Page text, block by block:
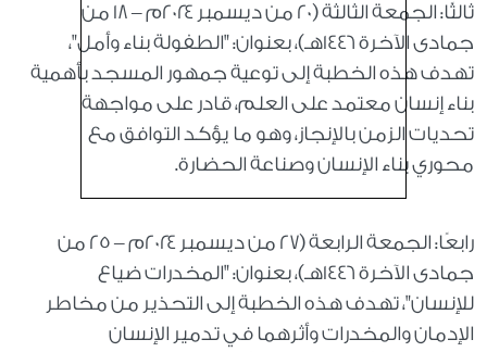
ثالثًا: الجمعة الثالثة (٢٠ من ديسمبر ٢٠٢٤م – ١٨ من
جمادى الآخرة ١٤٤٦هـ)، بعنوان: "الطفولة بناء وأمل"،
تهدف هذه الخطبة إلى توعية جمهور المسجد بأهمية
بناء إنسان معتمد على العلم، قادر على مواجهة
تحديات الزمن بالإنجاز، وهو ما يؤكد التوافق مع
محوري بناء الإنسان وصناعة الحضارة.
رابعًا: الجمعة الرابعة (٢٧ من ديسمبر ٢٠٢٤م – ٢٥ من
جمادى الآخرة ١٤٤٦هـ)، بعنوان: "المخدرات ضياع
للإنسان"، تهدف هذه الخطبة إلى التحذير من مخاطر
الإدمان والمخدرات وأثرهما في تدمير الإنسان